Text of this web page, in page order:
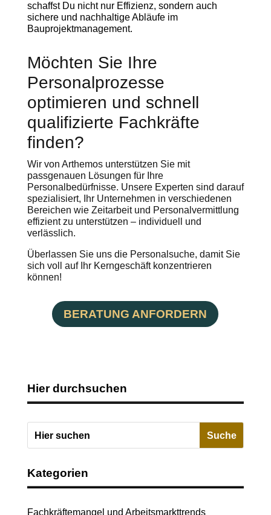
schaffst Du nicht nur Effizienz, sondern auch
sichere und nachhaltige Abläufe im
Bauprojektmanagement.
Möchten Sie Ihre
Personalprozesse
optimieren und schnell
qualifizierte Fachkräfte
finden?
Wir von Arthemos unterstützen Sie mit
passgenauen Lösungen für Ihre
Personalbedürfnisse. Unsere Experten sind darauf
spezialisiert, Ihr Unternehmen in verschiedenen
Bereichen wie Zeitarbeit und Personalvermittlung
effizient zu unterstützen – individuell und
verlässlich.
Überlassen Sie uns die Personalsuche, damit Sie
sich voll auf Ihr Kerngeschäft konzentrieren
können!
BERATUNG ANFORDERN
Hier durchsuchen
Kategorien
Fachkräftemangel und Arbeitsmarkttrends